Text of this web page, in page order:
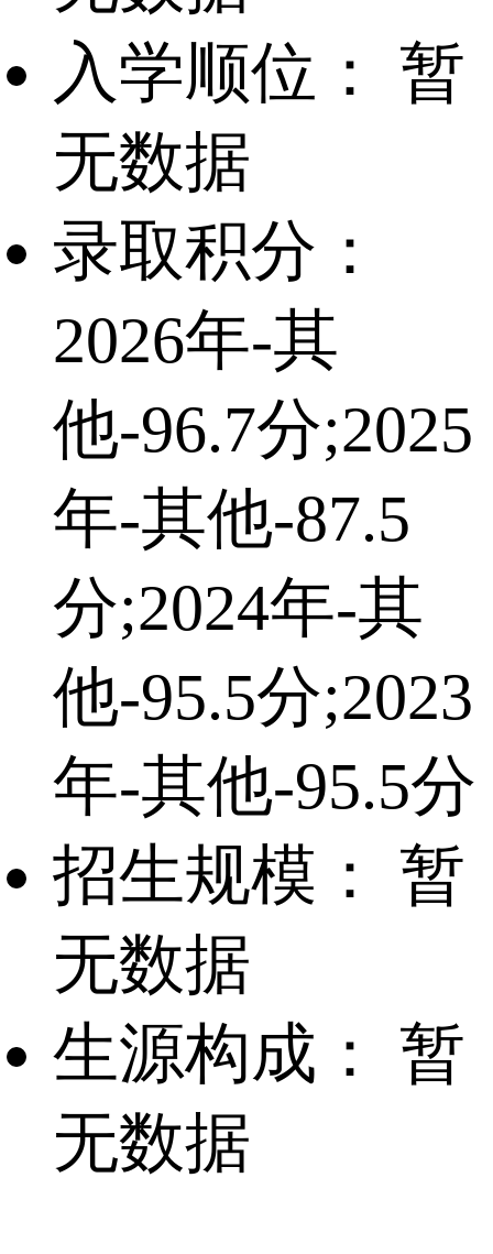
入学顺位：
暂
无数据
录取积分：
2026年-其
他-96.7分;2025
年-其他-87.5
分;2024年-其
他-95.5分;2023
年-其他-95.5分
招生规模：
暂
无数据
生源构成：
暂
无数据